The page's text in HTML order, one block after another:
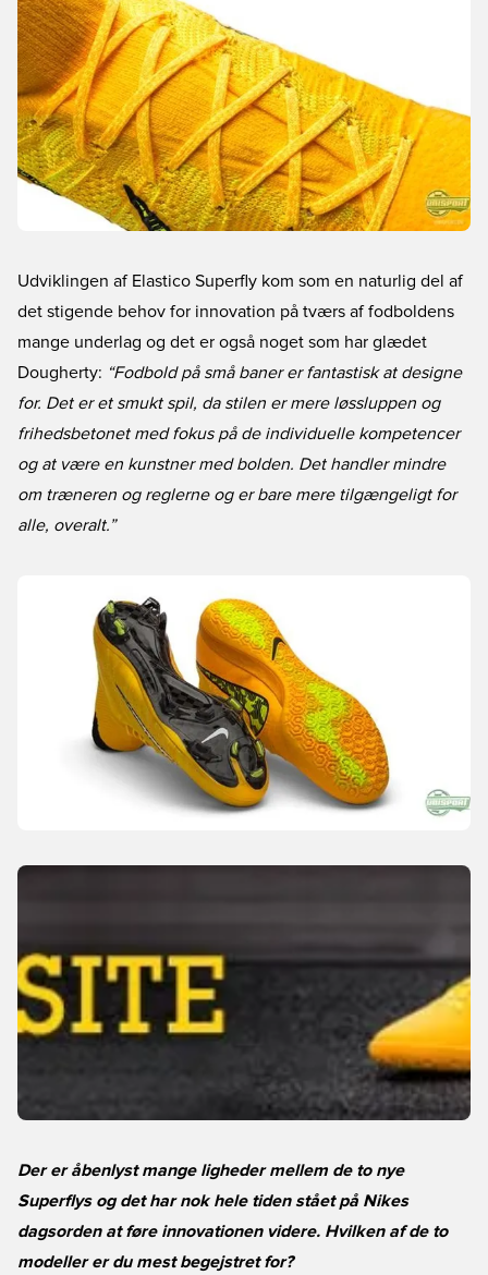
Udviklingen af Elastico Superfly kom som en naturlig del af
det stigende behov for innovation på tværs af fodboldens
mange underlag og det er også noget som har glædet
Dougherty: “Fodbold på små baner er fantastisk at designe
for. Det er et smukt spil, da stilen er mere løssluppen og
frihedsbetonet med fokus på de individuelle kompetencer
og at være en kunstner med bolden. Det handler mindre
om træneren og reglerne og er bare mere tilgængeligt for
alle, overalt.”
Der er åbenlyst mange ligheder mellem de to nye
Superflys og det har nok hele tiden stået på Nikes
dagsorden at føre innovationen videre. Hvilken af de to
modeller er du mest begejstret for?